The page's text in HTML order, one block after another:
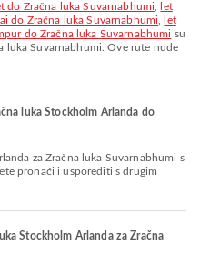
do Zračna luka Suvarnabhumi
let
do Zračna luka Suvarnabhumi
let
do Zračna luka Suvarnabhumi su
luka Suvarnabhumi. Ove rute nude
luka Stockholm Arlanda do
pronaći i usporediti s drugim
Stockholm Arlanda za Zračna